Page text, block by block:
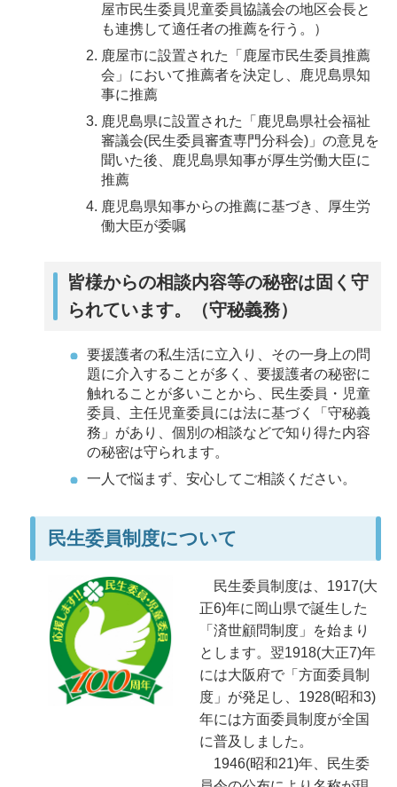
屋市民生委員児童委員協議会の地区会長と
も連携して適任者の推薦を行う。）
鹿屋市に設置された「鹿屋市民生委員推薦
会」において推薦者を決定し、鹿児島県知
事に推薦
鹿児島県に設置された「鹿児島県社会福祉
審議会(民生委員審査専門分科会)」の意見を
聞いた後、鹿児島県知事が厚生労働大臣に
推薦
鹿児島県知事からの推薦に基づき、厚生労
働大臣が委嘱
皆様からの相談内容等の秘密は固く守
られています。（守秘義務）
要援護者の私生活に立入り、その一身上の問
題に介入することが多く、要援護者の秘密に
触れることが多いことから、民生委員・児童
委員、主任児童委員には法に基づく「守秘義
務」があり、個別の相談などで知り得た内容
の秘密は守られます。
一人で悩まず、安心してご相談ください。​​​
民生委員制度について
民生委員制度は、1917(大
正6)年に岡山県で誕生した
「済世顧問制度」を始まり
とします。翌1918(大正7)年
には大阪府で「方面委員制
度」が発足し、1928(昭和3)
年には方面委員制度が全国
に普及しました。
1946(昭和21)年、民生委